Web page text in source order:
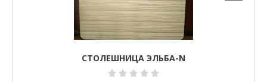
СТОЛЕШНИЦА ЭЛЬБА-N